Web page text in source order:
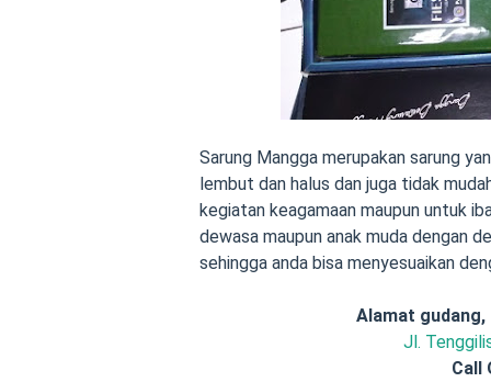
Sarung Mangga merupakan sarung
lembut dan halus dan juga tidak
kegiatan keagamaan maupun untuk
dewasa maupun anak muda dengan
sehingga anda bisa menyesuaikan
Alamat
Jl.
Call